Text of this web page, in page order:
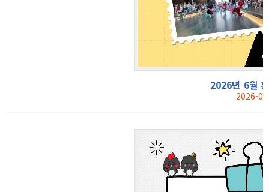
2026년 6월
2026-